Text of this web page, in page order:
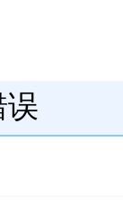
误